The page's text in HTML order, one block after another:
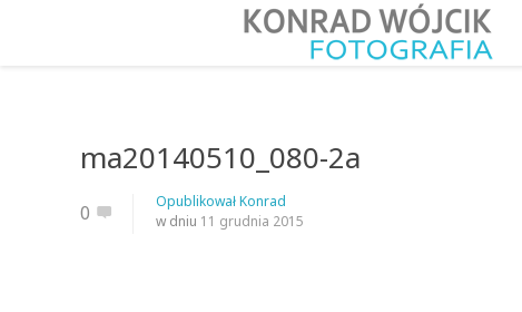
ma20140510_080-2a
0 OpublikowałKonrad
w dniu 11 grudnia 2015